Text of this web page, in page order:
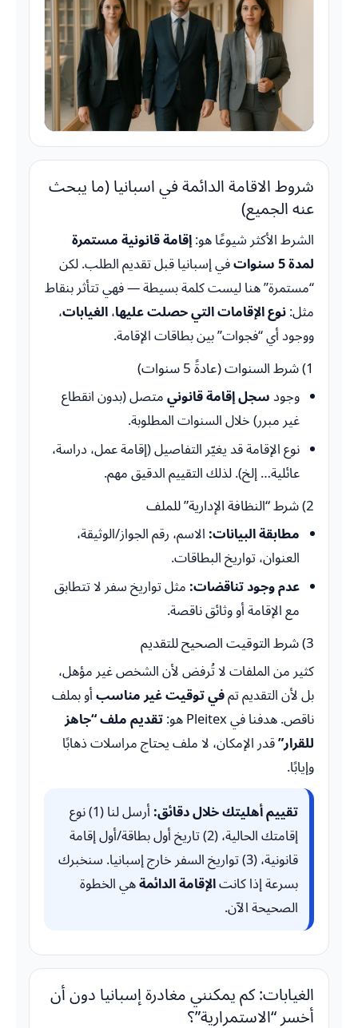
شروط الاقامة الدائمة في اسبانيا (ما يبحث
عنه الجميع)
الشرط الأكثر شيوعًا هو: إقامة قانونية مستمرة
لمدة 5 سنوات
في إسبانيا قبل تقديم الطلب. لكن
“مستمرة” هنا ليست كلمة بسيطة — فهي تتأثر بنقاط
مثل: نوع الإقامات التي حصلت عليها، الغيابات،
ووجود أي “فجوات” بين بطاقات الإقامة.
1) شرط السنوات (عادةً 5 سنوات)
وجود سجل إقامة قانوني متصل (بدون انقطاع
غير مبرر) خلال السنوات المطلوبة.
نوع الإقامة قد يغيّر التفاصيل (إقامة عمل، دراسة،
عائلية… إلخ). لذلك التقييم الدقيق مهم.
2) شرط “النظافة الإدارية” للملف
مطابقة البيانات: الاسم، رقم الجواز/الوثيقة،
العنوان، تواريخ البطاقات.
عدم وجود تناقضات: مثل تواريخ سفر لا تتطابق
مع الإقامة أو وثائق ناقصة.
3) شرط التوقيت الصحيح للتقديم
كثير من الملفات لا تُرفض لأن الشخص غير مؤهل،
بل لأن التقديم تمفي توقيت غير مناسبأو بملف
ناقص. هدفنا في Pleitex هو:
تقديم ملف “جاهز
للقرار”قدر الإمكان، لا ملف يحتاج مراسلات ذهابًا
وإيابًا.
تقييم أهليتك خلال دقائق:
أرسل لنا (1) نوع
إقامتك الحالية، (2) تاريخ أول بطاقة/أول إقامة
قانونية، (3) تواريخ السفر خارج إسبانيا. سنخبرك
بسرعة إذا كانتالإقامة الدائمةهي الخطوة
الصحيحة الآن.
الغيابات: كم يمكنني مغادرة إسبانيا دون أن
أخسر “الاستمرارية”؟